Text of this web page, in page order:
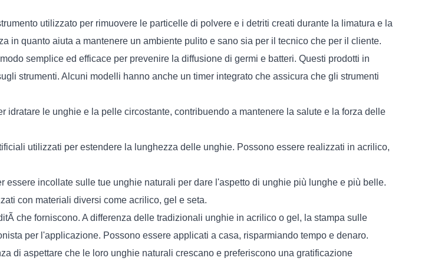
utilizzato per rimuovere le particelle di polvere e i detriti creati durante la limatura e la
in quanto aiuta a mantenere un ambiente pulito e sano sia per il tecnico che per il cliente.
semplice ed efficace per prevenire la diffusione di germi e batteri. Questi prodotti in
strumenti. Alcuni modelli hanno anche un timer integrato che assicura che gli strumenti
le unghie e la pelle circostante, contribuendo a mantenere la salute e la forza delle
utilizzati per estendere la lunghezza delle unghie. Possono essere realizzati in acrilico,
incollate sulle tue unghie naturali per dare l'aspetto di unghie più lunghe e più belle.
con materiali diversi come acrilico, gel e seta.
che forniscono. A differenza delle tradizionali unghie in acrilico o gel, la stampa sulle
per l'applicazione. Possono essere applicati a casa, risparmiando tempo e denaro.
di aspettare che le loro unghie naturali crescano e preferiscono una gratificazione